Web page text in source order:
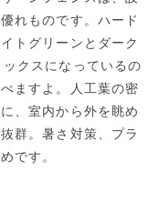
れものです。ハード
トグリーンとダーク
クスになっているの
ますよ。人工葉の密
、室内から外を眺め
群。暑さ対策、プラ
です。